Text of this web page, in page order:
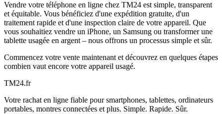
Vendre votre téléphone en ligne chez TM24 est simple, transparent
et équitable. Vous bénéficiez d'une expédition gratuite, d'un
traitement rapide et d'une inspection claire de votre appareil. Que
vous souhaitiez vendre un iPhone, un Samsung ou transformer une
tablette usagée en argent – nous offrons un processus simple et sûr.
Commencez votre vente maintenant et découvrez en quelques étapes
combien vaut encore votre appareil usagé.
TM24.fr
Votre rachat en ligne fiable pour smartphones, tablettes, ordinateurs
portables, montres connectées et plus. Simple. Rapide. Sûr.